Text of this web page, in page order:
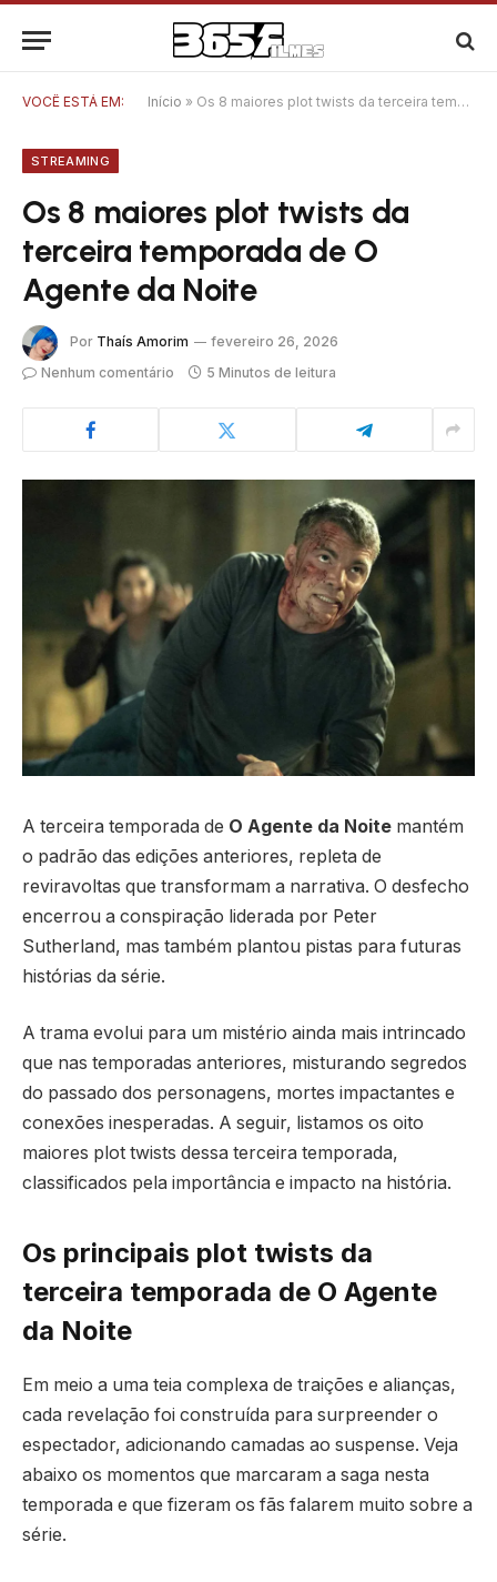
VOCÊ ESTÁ EM: Início » Os 8 maiores plot twists da terceira temporada de O Agente da Noite
STREAMING
Os 8 maiores plot twists da
terceira temporada de O
Agente da Noite
Por Thaís Amorim
fevereiro 26, 2026
Nenhum comentário
5 Minutos de leitura
A terceira temporada de O Agente da Noite mantém
o padrão das edições anteriores, repleta de
reviravoltas que transformam a narrativa. O desfecho
encerrou a conspiração liderada por Peter
Sutherland, mas também plantou pistas para futuras
histórias da série.
A trama evolui para um mistério ainda mais intrincado
que nas temporadas anteriores, misturando segredos
do passado dos personagens, mortes impactantes e
conexões inesperadas. A seguir, listamos os oito
maiores plot twists dessa terceira temporada,
classificados pela importância e impacto na história.
Os principais plot twists da
terceira temporada de O Agente
da Noite
Em meio a uma teia complexa de traições e alianças,
cada revelação foi construída para surpreender o
espectador, adicionando camadas ao suspense. Veja
abaixo os momentos que marcaram a saga nesta
temporada e que fizeram os fãs falarem muito sobre a
série.